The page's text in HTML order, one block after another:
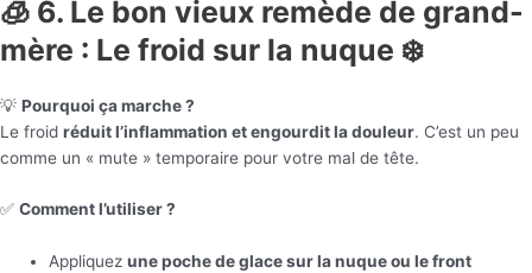
🧊 6. Le bon vieux remède de grand-
mère : Le froid sur la nuque ❄️
💡 Pourquoi ça marche ?
Le froid réduit l’inflammation et engourdit la douleur. C’est un peu
comme un « mute » temporaire pour votre mal de tête.
✅ Comment l’utiliser ?
Appliquezune poche de glace sur la nuque ou le front